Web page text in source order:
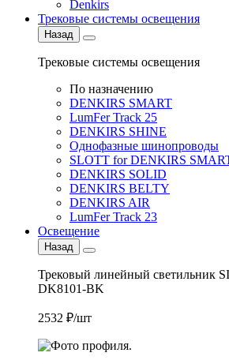
Denkirs
Трековые системы освещения
Назад
Трековые системы освещения
По назначению
DENKIRS SMART
LumFer Track 25
DENKIRS SHINE
Однофазные шинопроводы
SLOTT for DENKIRS
DENKIRS SOLID
DENKIRS BELTY
DENKIRS AIR
LumFer Track 23
Освещение
Назад
Трековый линейный светильник
DK8101-BK
2532 ₽/шт